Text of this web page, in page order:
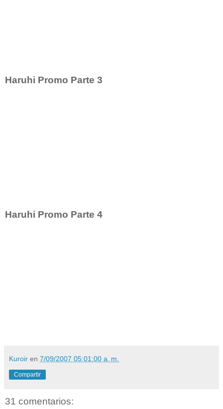
Haruhi Promo Parte 3
Haruhi Promo Parte 4
Kuroir en 7/09/2007 05:01:00 a. m.
Compartir
31 comentarios: